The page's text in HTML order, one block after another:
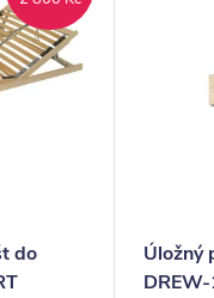
do
Úložný